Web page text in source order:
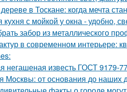
в Тоскане: когда мечта
кухня с мойкой у окна - удобно,
забор из металлического
в современном интерьере:
негашеная известь ГОСТ 9179-
Москвы: от основания до наших